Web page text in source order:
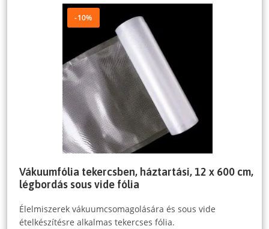
-10%
Vákuumfólia tekercsben, háztartási, 12 x 600 cm,
légbordás sous vide fólia
Élelmiszerek vákuumcsomagolására és sous vide
ételkészítésre alkalmas tekercses fólia.